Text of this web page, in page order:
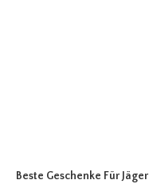
Beste Geschenke Für Jäger